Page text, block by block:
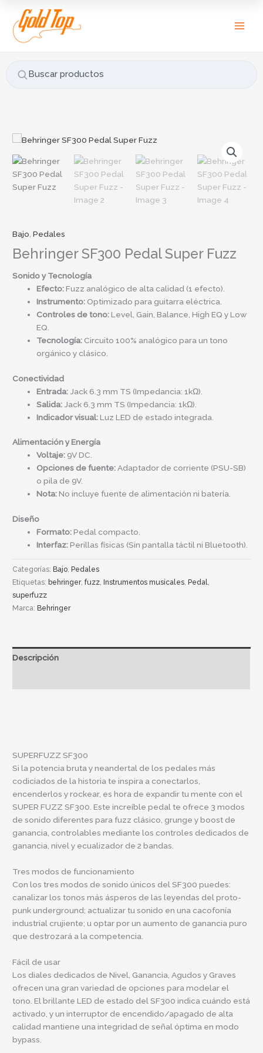
contenido
Buscar productos
u
s
r
Bajo ,Pedales
Behringer SF300 Pedal Super Fuzz
Sonido y Tecnología
Efecto:Fuzz analógico de alta calidad (1 efecto).
Instrumento: Optimizado para guitarra eléctrica.
Controles de tono:Level, Gain, Balance, High EQ y Low
EQ.
Tecnología: Circuito 100% analógico para un tono
orgánico y clásico.
Conectividad
Entrada: Jack 6.3 mm TS (Impedancia: 1kΩ).
Salida: Jack 6.3 mm TS (Impedancia: 1kΩ).
Indicador visual:Luz LED de estado integrada.
Alimentación y Energía
Voltaje: 9V DC.
Opciones de fuente: Adaptador de corriente (PSU-SB)
o pila de 9V.
Nota:No incluye fuente de alimentación ni batería.
Diseño
Formato:Pedal compacto.
Interfaz:Perillas físicas (Sin pantalla táctil ni Bluetooth).
Categorías:Bajo,Pedales
Etiquetas: behringer,fuzz,Instrumentos musicales,Pedal,
superfuzz
Marca:Behringer
Descripción
SUPERFUZZ SF300
Si la potencia bruta y neandertal de los pedales más
codiciados de la historia te inspira a conectarlos,
encenderlos y rockear, es hora de expandir tu mente con el
SUPER FUZZ SF300. Este increíble pedal te ofrece 3 modos
de sonido diferentes para fuzz clásico, grunge y boost de
ganancia, controlables mediante los controles dedicados de
ganancia, nivel y ecualizador de 2 bandas.
Tres modos de funcionamiento
Con los tres modos de sonido únicos del SF300 puedes:
canalizar los tonos más ásperos de las leyendas del proto-
punk underground; actualizar tu sonido en una cacofonía
industrial crujiente; u optar por un aumento de ganancia puro
que destrozará a la competencia.
Fácil de usar
Los diales dedicados de Nivel, Ganancia, Agudos y Graves
ofrecen una gran variedad de opciones para modelar el
tono. El brillante LED de estado del SF300 indica cuándo está
activado, y un interruptor de encendido/apagado de alta
calidad mantiene una integridad de señal óptima en modo
bypass.